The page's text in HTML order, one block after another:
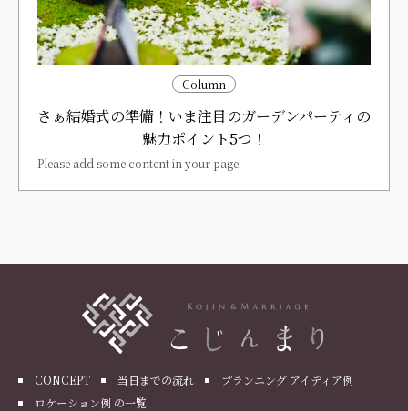
Column
さぁ結婚式の準備！いま注目のガーデンパーティの
魅力ポイント5つ！
Please add some content in your page.
CONCEPT 当日までの流れ
プランニング アイディア例
ロケーション例 の一覧